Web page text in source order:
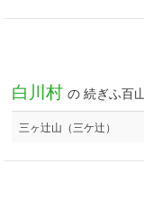
白川村 の 続ぎふ百
三ヶ辻山（三ケ辻）